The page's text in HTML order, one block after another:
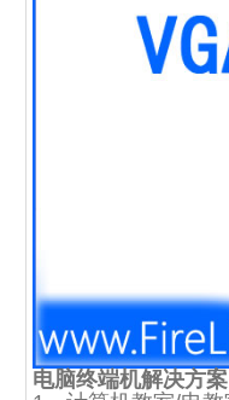
电脑终端机解决方案